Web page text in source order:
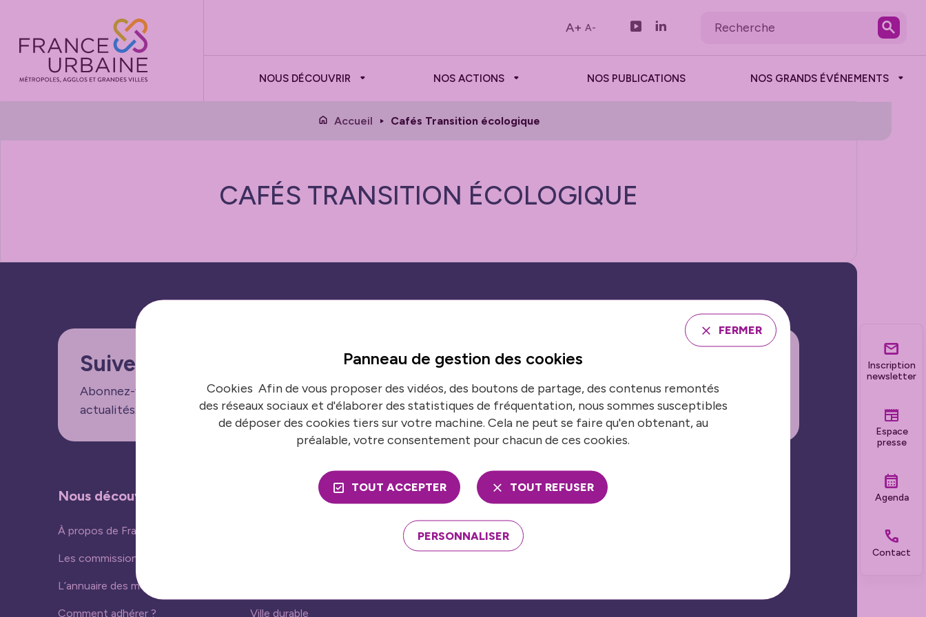
A+ A-
NOUS DÉCOUVRIR NOS ACTIONS NOS PUBLICATIONS NOS GRANDS ÉVÉNEMENTS
Inscription
newsletter
Espace
presse
Agenda
Contact
Accueil Cafés Transition écologique
CAFÉS TRANSITION ÉCOLOGIQUE
Suivez nos informations en temps réel
Abonnez-vous aux lettres d'informations de France urbaine pour suivre toutes nos
actualités.
NEWSLETTER
Nous découvrir
À propos de France urbaine
Les commissions
L’annuaire des membres
Comment adhérer ?
Nos actions
Ville durable
Nos publications
Presse
FERMER
Panneau de gestion des cookies
Cookies Afin de vous proposer des vidéos, des boutons de partage, des contenus remontés
des réseaux sociaux et d'élaborer des statistiques de fréquentation, nous sommes susceptibles
de déposer des cookies tiers sur votre machine. Cela ne peut se faire qu'en obtenant, au
préalable, votre consentement pour chacun de ces cookies.
TOUT ACCEPTER TOUT REFUSER
PERSONNALISER